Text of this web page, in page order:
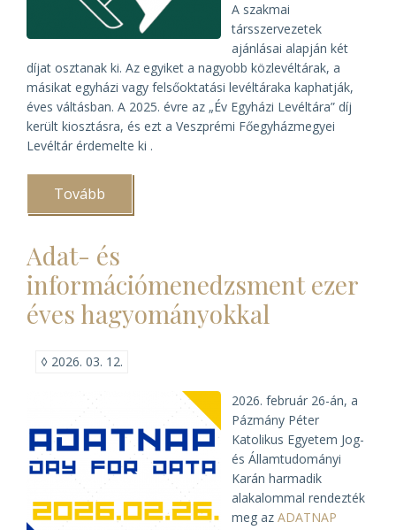
A szakmai
társszervezetek
ajánlásai alapján két
díjat osztanak ki. Az egyiket a nagyobb közlevéltárak, a
másikat egyházi vagy felsőoktatási levéltáraka kaphatják,
éves váltásban. A 2025. évre az „Év Egyházi Levéltára” díj
került kiosztásra, és ezt a Veszprémi Főegyházmegyei
Levéltár érdemelte ki .
Tovább
Főegyházmegyei
lett
2025-
ben
az
„Év
Egyházi
Adat- és
információmenedzsment ezer
éves hagyományokkal
◊ 2026. 03. 12.
2026. február 26-án, a
Pázmány Péter
Katolikus Egyetem Jog-
és Államtudományi
Karán harmadik
alakalommal rendezték
meg az ADATNAP